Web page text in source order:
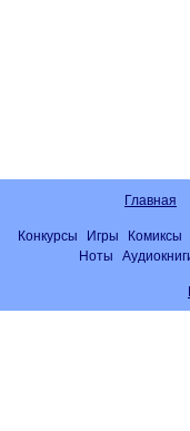
Главная
Конкурсы Игры Комиксы
Ноты